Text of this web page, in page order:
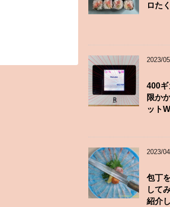
ロた
2023/
400ギ
限か
ット
2023/
包丁
して
紹介